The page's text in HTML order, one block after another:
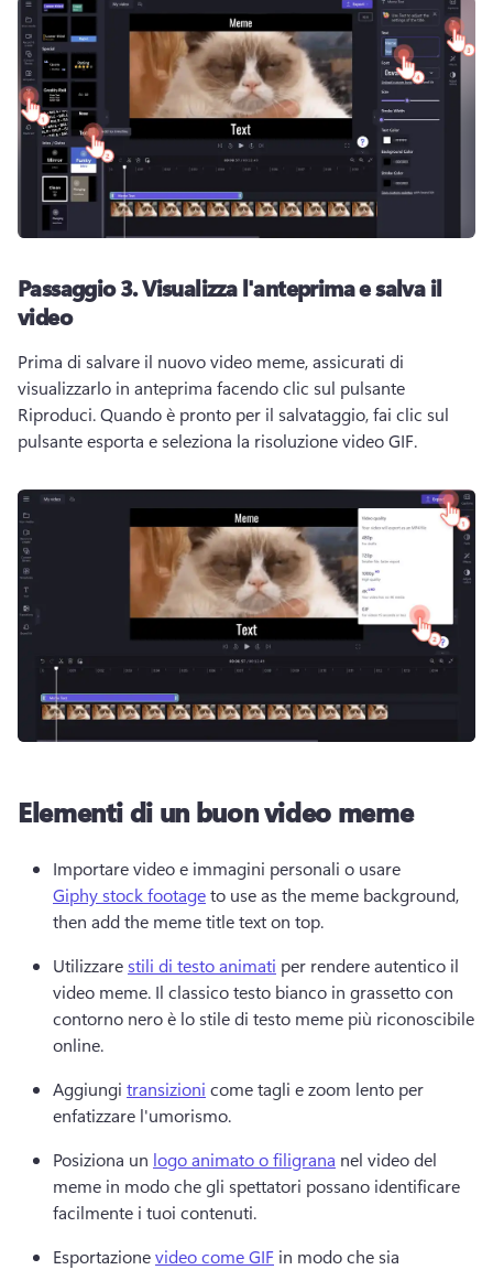
Passaggio 3.Visualizza l'anteprima e salva il
video
Prima di salvare il nuovo video meme, assicurati di
visualizzarlo in anteprima facendo clic sul pulsante
Riproduci. Quando è pronto per il salvataggio, fai clic sul
pulsante esporta e seleziona la risoluzione video GIF.
Elementi di un buon video meme
Importare video e immagini personali o usare
Giphy stock footage to use as the meme background,
then add the meme title text on top.
Utilizzare stili di testo animati per rendere autentico il
video meme. Il classico testo bianco in grassetto con
contorno nero è lo stile di testo meme più riconoscibile
online.
Aggiungi transizioni come tagli e zoom lento per
enfatizzare l'umorismo.
Posiziona un logo animato o filigrana nel video del
meme in modo che gli spettatori possano identificare
facilmente i tuoi contenuti.
Esportazione video come GIF in modo che sia